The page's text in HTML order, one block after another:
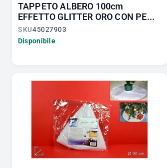
TAPPETO ALBERO 100cm
EFFETTO GLITTER ORO CON PE...
SKU45027903
Disponibile